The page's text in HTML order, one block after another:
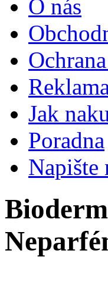
O nás
Jak
Poradna
Napište